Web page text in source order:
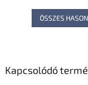
Kapcsolódó
ÖSSZES